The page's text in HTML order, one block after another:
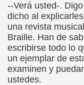
--Verá usted-.
dicho al
una revista
Braille. Han de
escribirse todo lo
un ejemplar de
examinen y
ustedes.
Lectobraillístico